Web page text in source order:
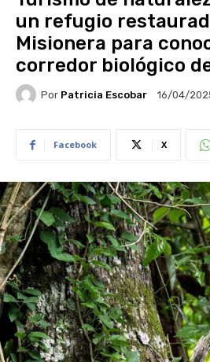
un refugio
Misionera para
corredor biológico
Por Patricia Escobar 16/04/
Facebook X